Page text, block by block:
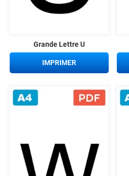
Grande Lettre U
IMPRIMER